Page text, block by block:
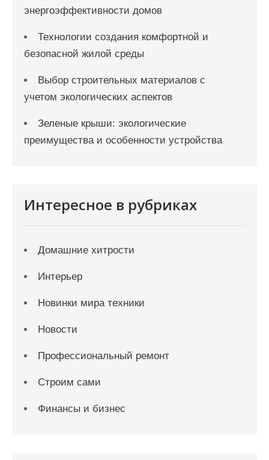
энергоэффективности домов
Технологии создания комфортной и
безопасной жилой среды
Выбор строительных материалов с
учетом экологических аспектов
Зеленые крыши: экологические
преимущества и особенности устройства
Интересное в рубриках
Домашние хитрости
Интерьер
Новинки мира техники
Новости
Профессиональный ремонт
Строим сами
Финансы и бизнес